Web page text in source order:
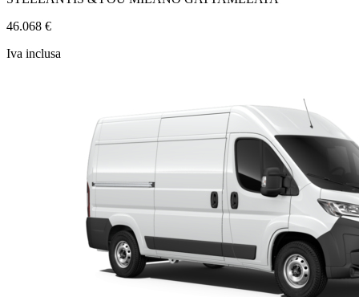
46.068 €
Iva inclusa